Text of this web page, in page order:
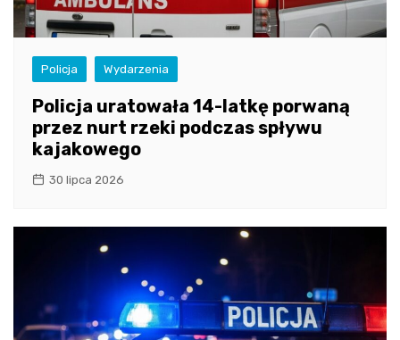
Policja Wydarzenia
Policja uratowała 14-latkę porwaną
przez nurt rzeki podczas spływu
kajakowego
30 lipca 2026